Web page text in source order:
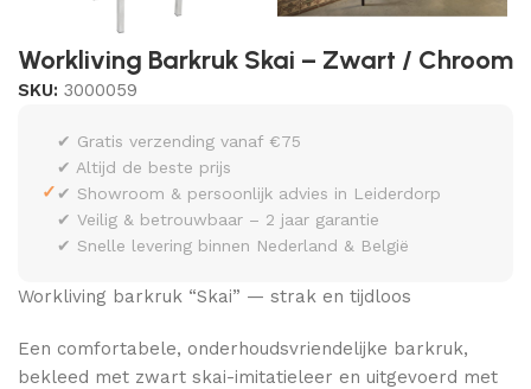
Workliving Barkruk Skai – Zwart / Chroom
SKU: 3000059
✓
✔ Gratis verzending vanaf €75
✔ Altijd de beste prijs
✔ Showroom & persoonlijk advies in Leiderdorp
✔ Veilig & betrouwbaar – 2 jaar garantie
✔ Snelle levering binnen Nederland & België
Workliving barkruk “Skai” — strak en tijdloos
Een comfortabele, onderhoudsvriendelijke barkruk,
bekleed met zwart skai-imitatieleer en uitgevoerd met